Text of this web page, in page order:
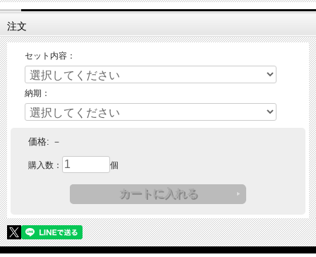
注文
セット内容：
納期：
価格: －
購入数： 個